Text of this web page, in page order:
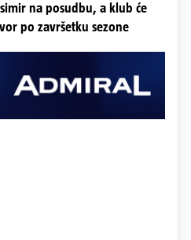
na posudbu, a klub će
po završetku sezone